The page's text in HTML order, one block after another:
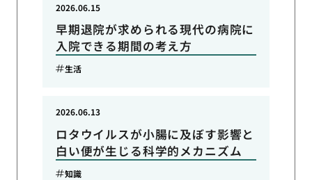
早期退院が求められる現代の病院に
入院できる期間の考え方
2026.06.15
生活
ロタウイルスが小腸に及ぼす影響と
白い便が生じる科学的メカニズム
2026.06.13
知識